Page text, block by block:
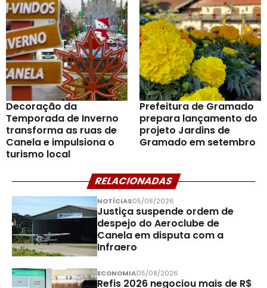
Decoração da
Temporada de Inverno
transforma as ruas de
Canela e impulsiona o
turismo local
Prefeitura de Gramado
prepara lançamento do
projeto Jardins de
Gramado em setembro
RELACIONADAS
NOTÍCIAS05/08/2026
Justiça suspende ordem de
despejo do Aeroclube de
Canela em disputa com a
Infraero
ECONOMIA05/08/2026
Refis 2026 negociou mais de R$